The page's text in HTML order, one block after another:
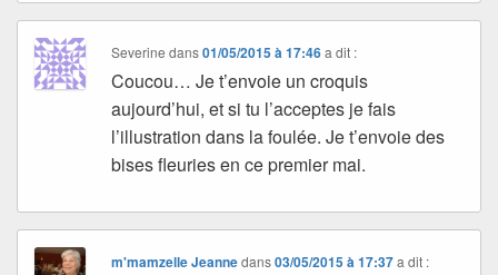
Severine dans01/05/2015 à 17:46 a dit :
Coucou… Je t’envoie un croquis
aujourd’hui, et si tu l’acceptes je fais
l’illustration dans la foulée. Je t’envoie des
bises fleuries en ce premier mai.
m'mamzelle Jeannedans03/05/2015 à 17:37 a dit :